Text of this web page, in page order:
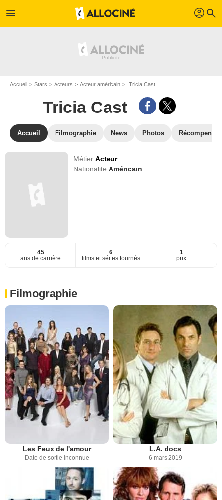
menu profil search
Accueil Stars Acteurs Acteur américain Tricia Cast
Tricia Cast
Accueil Filmographie News Photos Récompenses
MétierActeur
NationalitéAméricain
45
ans de carrière
6
films et séries tournés
1
prix
Filmographie
Les Feux de l'amour
Date de sortie inconnue
L.A. docs
6 mars 2019